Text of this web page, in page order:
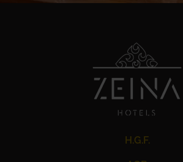
H.G.F.